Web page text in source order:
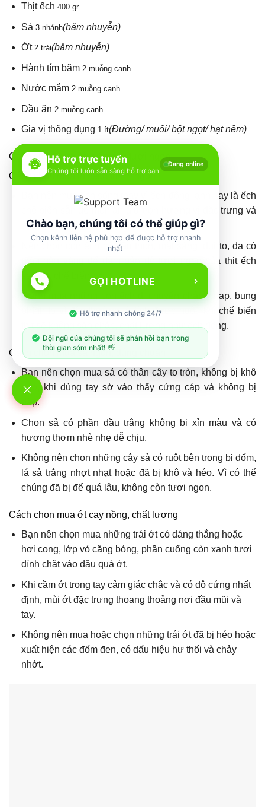
Thịt ếch 400 gr
Sả 3 nhánh(băm nhuyễn)
Ớt 2 trái(băm nhuyễn)
Hành tím băm 2 muỗng canh
Nước mắm 2 muỗng canh
Dầu ăn 2 muỗng canh
Gia vị thông dụng 1 ít(Đường/ muối/ bột ngọt/ hạt nêm)
Cách chọn mua nguyên liệu tươi ngon
Cách chọn mua thịt ếch thơm ngon
Bạn nên mua ếch sống thay vì ếch đông lạnh hay là ếch
chế biến sẵn để món ăn giữ trọn hương vị đặc trưng và
hàm lượng dinh dưỡng gốc.
Nên chọn con ếch có đầu thon, mắt sáng, đùi to, da có
màu nâu vàng để đảm bảo độ tươi ngon của thịt ếch
sau khi chế biến.
Tránh mua những con ếch di chuyển chậm chạp, bụng
phình to vì đây thường là ếch được nuôi, khi chế biến
thịt sẽ không săn chắc, chất lượng như ếch đồng.
Cách chọn mua sả ngon, đúng chuẩn
Bạn nên chọn mua sả có thân cây to tròn, không bị khô
héo, khi dùng tay sờ vào thấy cứng cáp và không bị
dập.
Chọn sả có phần đầu trắng không bị xỉn màu và có
hương thơm nhè nhẹ dễ chịu.
Không nên chọn những cây sả có ruột bên trong bị đốm,
lá sả trắng nhợt nhạt hoặc đã bị khô và héo. Vì có thể
chúng đã bị để quá lâu, không còn tươi ngon.
Cách chọn mua ớt cay nồng, chất lượng
Bạn nên chọn mua những trái ớt có dáng thẳng hoặc
hơi cong, lớp vỏ căng bóng, phần cuống còn xanh tươi
dính chặt vào đầu quả ớt.
Khi cầm ớt trong tay cảm giác chắc và có độ cứng nhất
định, mùi ớt đặc trưng thoang thoảng nơi đầu mũi và
tay.
Không nên mua hoặc chọn những trái ớt đã bị héo hoặc
xuất hiện các đốm đen, có dấu hiệu hư thối và chảy
nhớt.
Hỗ trợ trực tuyến
Chúng tôi luôn sẵn sàng hỗ trợ bạn
Đang online
Chào bạn, chúng tôi có thể giúp gì?
Chọn kênh liên hệ phù hợp để được hỗ trợ nhanh
nhất
GỌI HOTLINE
Hỗ trợ nhanh chóng 24/7
Đội ngũ của chúng tôi sẽ phản hồi bạn trong
thời gian sớm nhất! 👋